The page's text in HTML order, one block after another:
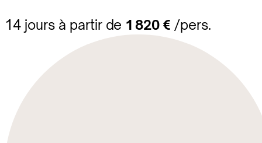
14 jours à partir de 1 820 € /pers.